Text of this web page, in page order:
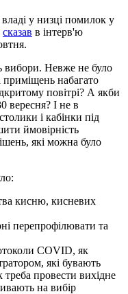
у низці помилок у
сказав в інтерв'ю
вибори. Невже не було
набагато
повітрі? А якби
вересня? І не в
і кабінки під
ймовірність
які можна було
кисню, кисневих
перепрофілювати та
COVID, як
які бувають
провести вихідне
на вибір